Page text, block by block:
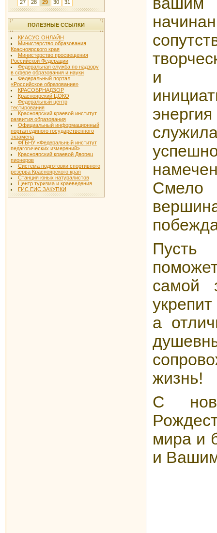
27
28 29 30 31
ПОЛЕЗНЫЕ ССЫЛКИ
КИАСУО ОНЛАЙН
Министерство образования
Красноярского края
Министерство просвещения
Российской Федерации
Федеральная служба по надзору
в сфере образования и науки
Федеральный портал
«Российское образование»
КРАСОБРНАДЗОР
Красноярский ЦОКО
Федеральный центр
тестирования
Красноярский краевой институт
развития образования
Официальный информационный
портал единого государственного
экзамена
ФГБНУ «Федеральный институт
педагогических измерений»
Красноярский краевой Дворец
пионеров
Система подготовки спортивного
резерва Красноярского края
Станция юных натуралистов
Центр туризма и краеведения
ГИС ЕИС ЗАКУПКИ
и
Смело
самой
а
жизнь!
С
мира и
и